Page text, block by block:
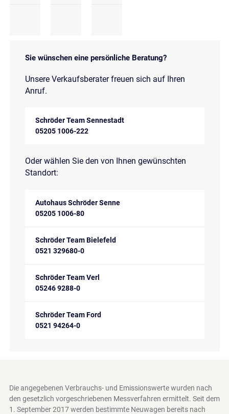
Sie wünschen eine persönliche Beratung?
Unsere Verkaufsberater freuen sich auf Ihren
Anruf.
Schröder Team Sennestadt
05205 1006-222
Oder wählen Sie den von Ihnen gewünschten
Standort:
Autohaus Schröder Senne
05205 1006-80
Schröder Team Bielefeld
0521 329680-0
Schröder Team Verl
05246 9288-0
Schröder Team Ford
0521 94264-0
Die angegebenen Verbrauchs- und Emissionswerte wurden nach
den gesetzlich vorgeschriebenen Messverfahren ermittelt. Seit dem
1. September 2017 werden bestimmte Neuwagen bereits nach